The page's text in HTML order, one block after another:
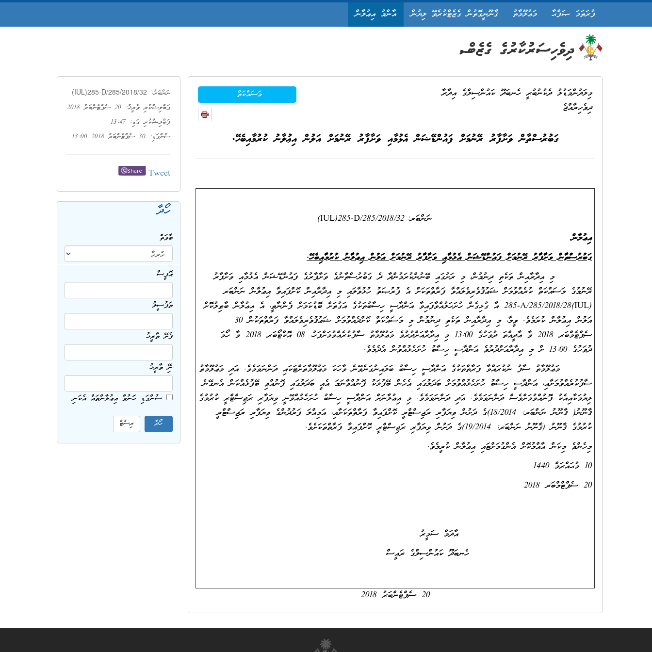
ފުރަތަމަ ޞަފްޙާ މަޢުލޫމާތު ޤާނޫނީގޮތުން ގެޒެޓްކުރެވޭ ލިޔުން އާންމު އިޢުލާން
މަސައްކަތް
މިލަދުންމަޑުލު ދެކުނުބުރީ ހެނބަދޫ ކައުންސިލްގެ އިދާރާ
ދިވެހިރާއްޖެ
ގަބުރުސްތާން ވަށާފާރު ރޭނުމަށް ފައުންޑޭޝަން އެޅުމާއި ވަށާފާރު ރޭނުމަށް އަލުން އިޢުލާނު ކުރުމާއިބެހޭ.
ނަންބަރ: IUL)285-D/285/2018/32)
އިޢުލާން
ގަބުރުސްތާން ވަށާފާރު ރޭނުމަށް ފައުންޑޭޝަން އެޅުމާއި ވަށާފާރު ރޭނުމަށް އަލުން އިޢުލާނު ކުރުމާއިބެހޭ.
މި އިދާރާއިން ތަކެތި ދިނުމުން، މި ރަށުގައި ބޭނުންކުރަމުންދާ ދެ ގަބުރުސްތާނުގެ ވަށާފާރުގެ ފައުންޑޭޝަން އެޅުމާއި ވަށާފާރު
ރޭނުމުގެ މަސައްކަތް ކުރެއްވުމަށް ޝަޢުޤުވެރިވެލައްވާ ފަރާތްތަކަށް އެ ފުރުޞަތު ހުޅުވާލައި މި އިދާރާއިން ކޮށްފައިވާ އިޢުލާން ނަންބަރ
(IUL)285-A/285/2018/28 އާ ގުޅިގެން ހުށަހަލުއްވާފައިވާ އަންދާސީ ހިސާބުތަކުގެ އަގުތަށް ބޮޑުކަމަށް ފެންނާތީ، އެ އިޢުލާން ބާޠިލުކޮށް
އަލުން އިޢުލާން ކުރަމެވެ. ވީމާ، މި އިދާރާއިން ތަކެތި ދިނުމުން މި މަސައްކަތް ކޮށްދެއްވުމަށް ޝަޢުޤުވެރިވެލައްވާ ފަރާތްތަކުން 30
ސެޕްޓެމްބަރ 2018 ވާ އާދީއްތަ ދުވަހުގެ 13:00 މި އިދާރާއަށްދުރުވެ މަޢުލޫމާތު ސާފުކުރެއްވުމަށްފަހު، 08 އޮކްޓޯބަރ 2018 ވާ ހޯމަ
ދުވަހުގެ 13:00 ށް މި އިދާރާއަށްދުރުވެ އަންދާސީ ހިސާބު ހުށަހެޅުއްވުން އެދެމެވެ.
މަޢުލޫމާތު ސާފު ނުކުރައްވާ ފަރާތްތަކުގެ އަންދާސީ ހިސާބު ބަލައިނުގަނެވޭނެ ވާހަކަ މަޢުލޫމާތަށްޓަކައި ދަންނަވަމެވެ. އަދި މަޢުލޫމާތު
ސާފުކުރެއްވުމަށާއި، އަންދާސީ ހިސާބު ހުށަހެޅުއްވުމަށް ބަދަލުގައި އެހެން ބޭފުޅަކު ފޮނުއްވާނަމަ އެއީ ބަދަލުގައި ފޮނުއްވި ބޭފުޅެއްކަން އެނގޭނެ
ލިޔުމަކާއިއެކު ފޮނުއްވުމަށްވެސް ދަންނަވަމެވެ. އަދި ދަންނަވަމެވެ. މި އިޢުލާނަށް އަންދާސީ ހިސާބު ހުށަހެޅުއްވޭނީ ވިޔަފާރި ރަޖިސްޓްރީ ކުރުމުގެ
ޤާނޫނު( ޤާނޫނު ނަންބަރ: 18/2014)ގެ ދަށުން ވިޔަފާރި ރަޖިސްޓްރީ ކޮށްފައިވާ ފަރާތްތަކަށާއި، އަމިއްލަ ފަރުދުންގެ ވިޔަފާރި ރަޖިސްޓްރީ
ކުރުމުގެ ޤާނޫނު (ޤާނޫނު ނަންބަރ: 19/2014)ގެ ދަށުން ވިޔަފާރި ރަޖިސްޓްރީ ކޮށްފައިވާ ފަރާތްތަކަށެވެ.
މިހެންވެ މިކަން އާއްމުކޮށް އެންގުމަށްޓައި އިޢުލާން ކުރީމެވެ.
10 މުޙައްރަމް 1440
20 ސެޕްޓްމްބަރ 2018
އާދަމް ސަމީރު
ހެނބަދޫ ކައުންސިލްގެ ރައީސް
20 ސެޕްޓެންބަރު 2018
ނަންބަރު: (IUL)285-D/285/2018/32
ޕަބްލިޝްކުރި ތާރީޚު: 20 ސެޕްޓެންބަރު 2018
ޕަބްލިޝްކުރި ގަޑި: 13:47
ސުންގަޑި: 30 ސެޕްޓެންބަރު 2018 13:00
Tweet
Share
ހޯދާ
ބާވަތް
އޮފީސް
ތަފުސީލު
ފެށޭ ތާރީޚު
ނިމޭ ތާރީޚު
ސުންގަޑި ހަމަނުވާ އިޢުލާންތައް އެކަނި